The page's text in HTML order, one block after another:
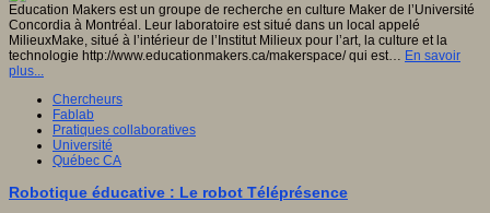
Education Makers est un groupe de recherche en culture Maker de l’Université
Concordia à Montréal. Leur laboratoire est situé dans un local appelé
MilieuxMake, situé à l’intérieur de l’Institut Milieux pour l’art, la culture et la
technologie http://www.educationmakers.ca/makerspace/ qui est… En savoir
plus...
Chercheurs
Fablab
Pratiques collaboratives
Université
Québec CA
Robotique éducative : Le robot Téléprésence